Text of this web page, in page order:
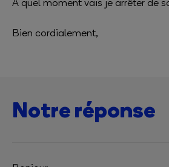
À quel moment vais je arrêter de
Bien cordialement,
Notre réponse